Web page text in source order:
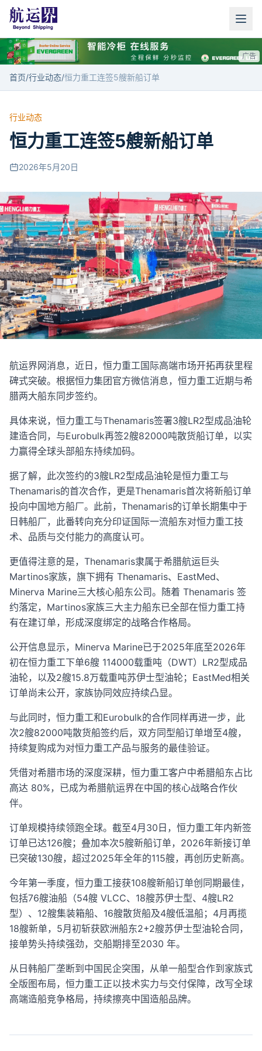
广告
首页/行业动态/恒力重工连签5艘新船订单
行业动态
恒力重工连签5艘新船订单
2026年5月20日
航运界网消息，近日，恒力重工国际高端市场开拓再获里程
碑式突破。根据恒力集团官方微信消息，恒力重工近期与希
腊两大船东同步签约。
具体来说，恒力重工与Thenamaris签署3艘LR2型成品油轮
建造合同，与Eurobulk再签2艘82000吨散货船订单，以实
力赢得全球头部船东持续加码。
据了解，此次签约的3艘LR2型成品油轮是恒力重工与
Thenamaris的首次合作，更是Thenamaris首次将新船订单
投向中国地方船厂。此前，Thenamaris的订单长期集中于
日韩船厂，此番转向充分印证国际一流船东对恒力重工技
术、品质与交付能力的高度认可。
更值得注意的是，Thenamaris隶属于希腊航运巨头
Martinos家族，旗下拥有 Thenamaris、EastMed、
Minerva Marine三大核心船东公司。随着 Thenamaris 签
约落定，Martinos家族三大主力船东已全部在恒力重工持
有在建订单，形成深度绑定的战略合作格局。
公开信息显示，Minerva Marine已于2025年底至2026年
初在恒力重工下单6艘 114000载重吨（DWT）LR2型成品
油轮，以及2艘15.8万载重吨苏伊士型油轮；EastMed相关
订单尚未公开，家族协同效应持续凸显。
与此同时，恒力重工和Eurobulk的合作同样再进一步，此
次2艘82000吨散货船签约后，双方同型船订单增至4艘，
持续复购成为对恒力重工产品与服务的最佳验证。
凭借对希腊市场的深度深耕，恒力重工客户中希腊船东占比
高达 80%，已成为希腊航运界在中国的核心战略合作伙
伴。
订单规模持续领跑全球。截至4月30日，恒力重工年内新签
订单已达126艘；叠加本次5艘新船订单，2026年新接订单
已突破130艘，超过2025年全年的115艘，再创历史新高。
今年第一季度，恒力重工接获108艘新船订单创同期最佳，
包括76艘油船（54艘 VLCC、18艘苏伊士型、4艘LR2
型）、12艘集装箱船、16艘散货船及4艘低温船；4月再揽
18艘新单，5月初斩获欧洲船东2+2艘苏伊士型油轮合同，
接单势头持续强劲，交船期排至2030 年。
从日韩船厂垄断到中国民企突围，从单一船型合作到家族式
全版图布局，恒力重工正以技术实力与交付保障，改写全球
高端造船竞争格局，持续擦亮中国造船品牌。